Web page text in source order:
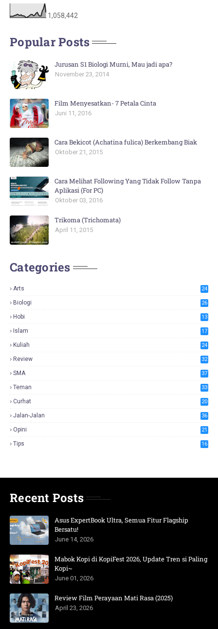
1,058,442
Popular Posts
Jurusan S1 Biologi Murni, Mau jadi apa?
November 23, 2014
Film Menyesatkan- 7 Petala Cinta
Juni 11, 2016
Cara Bekicot (Achatina fulica) Berkembang Biak
Oktober 21, 2015
Cara Melihat Following Yang Tidak Follow Tanpa
Aplikasi (For PC)
Oktober 03, 2016
Trikoma (Trichomata)
April 11, 2015
Categories
Arts 24
Biologi 26
Hobi 13
Islam 17
Kuliah 24
Review 32
SMA 37
Teman 33
Curhat 20
Jalan-Jalan 36
Opini 21
Tips 16
Recent Posts
Asus ExpertBook Ultra, Semua Fitur Flagship
Bersatu!
June 14, 2026
Mabok Kopi di KopiFest 2026, Update Tren si Paling
Kopi~
June 01, 2026
Review Film Perayaan Mati Rasa (2025)
April 23, 2026